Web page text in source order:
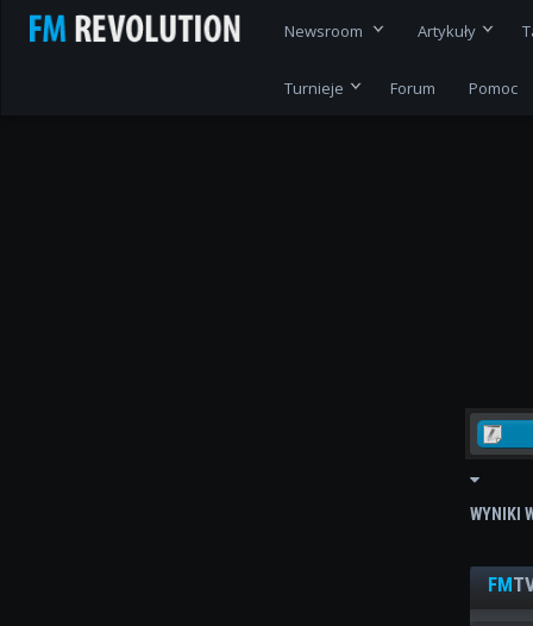
Newsroom Artykuły
Turnieje Forum Pomoc
WYNIKI
FM